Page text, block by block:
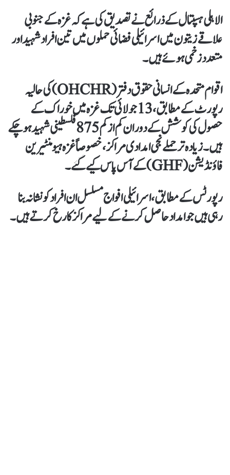
الاہلی ہسپتال کے ذرائع نے تصدیق کی ہے کہ غزہ کے جنوبی
علاقے زیتون میں اسرائیلی فضائی حملوں میں تین افراد شہید اور
متعدد زخمی ہوئے ہیں۔
اقوام متحدہ کے انسانی حقوق دفتر (OHCHR) کی حالیہ
رپورٹ کے مطابق، 13 جولائی تک غزہ میں خوراک کے
حصول کی کوشش کے دوران کم از کم 875 فلسطینی شہید ہو چکے
ہیں۔ زیادہ تر حملے نجی امدادی مراکز، خصوصاً غزہ ہیومنٹیرین
فاؤنڈیشن (GHF) کے آس پاس کیے گئے۔
رپورٹس کے مطابق، اسرائیلی افواج مسلسل ان افراد کو نشانہ بنا
رہی ہیں جو امداد حاصل کرنے کے لیے مراکز کا رخ کرتے ہیں۔